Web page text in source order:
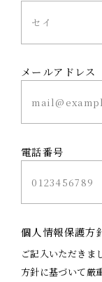
メールアドレス
電話番号
個人情報保護方
ご記入いただきま
方針に基づいて厳